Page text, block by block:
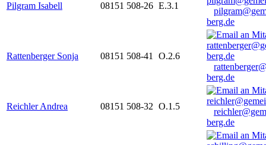
Pilgram Isabell 08151 508-26 E.3.1
berg.de
Rattenberger Sonja 08151 508-41
O.2.6
berg.de
Reichler Andrea 08151 508-32 O.1.5
berg.de